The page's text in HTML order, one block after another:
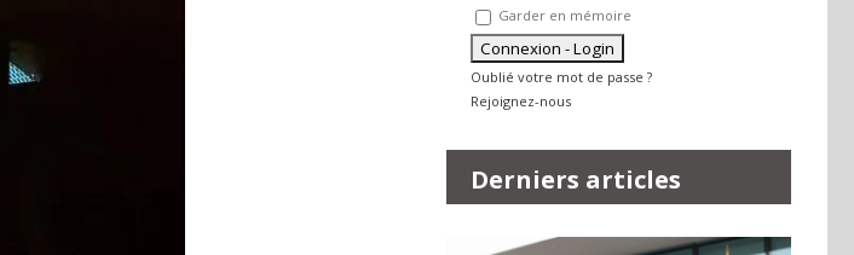
Garder en mémoire
Oublié votre mot de passe ?
Rejoignez-nous
Derniers articles